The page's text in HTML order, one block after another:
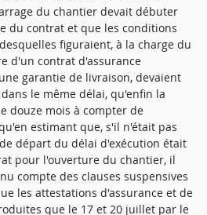
du chantier devait débuter
du contrat et que les conditions
figuraient, à la charge du
d'un contrat d'assurance
garantie de livraison, devaient
le même délai, qu'enfin la
douze mois à compter de
estimant que, s'il n'était pas
départ du délai d'exécution était
pour l'ouverture du chantier, il
compte des clauses suspensives
les attestations d'assurance et de
que le 17 et 20 juillet par le